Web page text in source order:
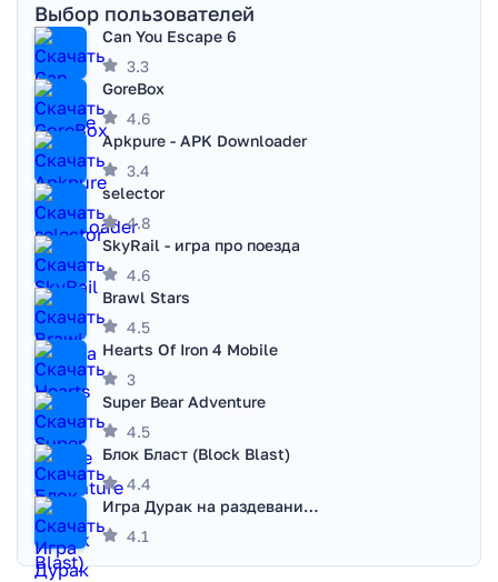
Выбор пользователей
Can You Escape 6
3.3
GoreBox
4.6
Apkpure - APK Downloader
3.4
selector
4.8
SkyRail - игра про поезда
4.6
Brawl Stars
4.5
Hearts Of Iron 4 Mobile
3
Super Bear Adventure
4.5
Блок Бласт (Block Blast)
4.4
Игра Дурак на раздевание - Правила игры
4.1